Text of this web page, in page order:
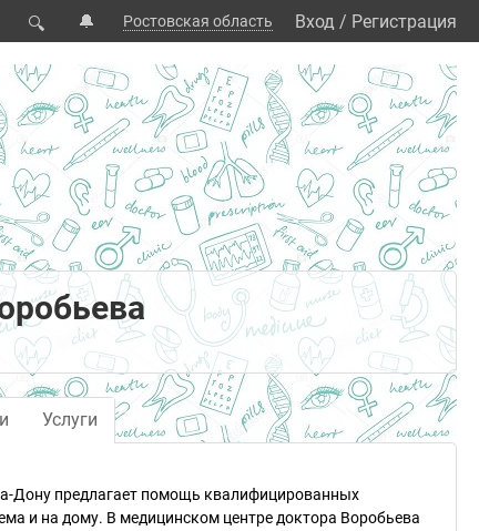
🔍 🔔 Ростовская область Вход / Регистрация
Услуги
Дону предлагает помощь квалифицированных
и на дому. В медицинском центре доктора Воробьева